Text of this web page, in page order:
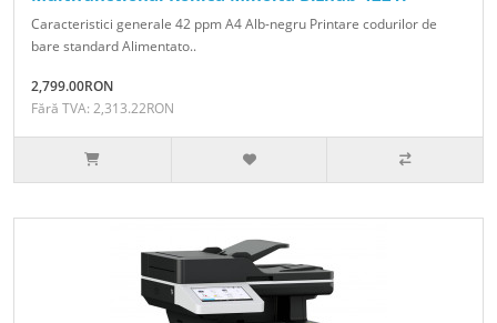
Caracteristici generale 42 ppm A4 Alb-negru Printare codurilor de
bare standard Alimentato..
2,799.00RON
Fără TVA: 2,313.22RON